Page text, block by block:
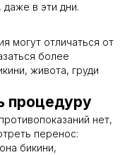
даже в эти дни.
могут отличаться от
более
живота, груди
процедуру
нет,
перенос:
бикини,